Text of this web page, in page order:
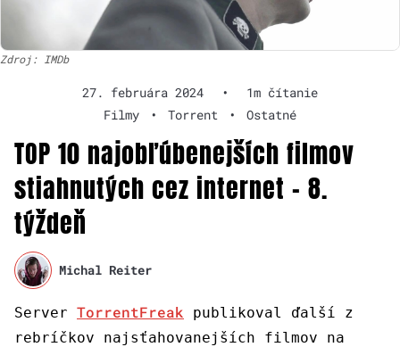
Zdroj: IMDb
27. februára 2024 •
1m čítanie
Filmy
• Torrent • Ostatné
TOP 10 najobľúbenejších filmov
stiahnutých cez internet – 8.
týždeň
Michal Reiter
Server TorrentFreak publikoval ďalší z
rebríčkov najsťahovanejších filmov na